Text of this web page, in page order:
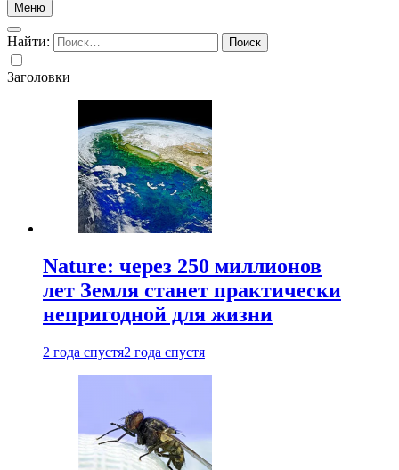
Меню
Найти:
Заголовки
Nature: через 250 миллионов
лет Земля станет практически
непригодной для жизни
2 года спустя2 года спустя